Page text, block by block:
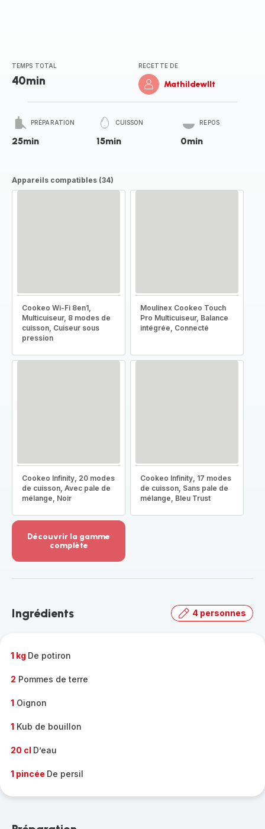
TEMPS TOTAL
40min
RECETTE DE
Mathildewllt
PRÉPARATION
25min
CUISSON
15min
REPOS
0min
Appareils compatibles (34)
Cookeo Wi-Fi 8en1,
Multicuiseur, 8 modes de
cuisson, Cuiseur sous
pression
Moulinex Cookeo Touch
Pro Multicuiseur, Balance
intégrée, Connecté
Cookeo Infinity, 20 modes
de cuisson, Avec pale de
mélange, Noir
Cookeo Infinity, 17 modes
de cuisson, Sans pale de
mélange, Bleu Trust
Découvrir la gamme
complète
-
gamme
Ingrédients 4 personnes
1 kg De potiron
2 Pommes de terre
1 Oignon
1 Kub de bouillon
20 cl D’eau
1 pincée De persil